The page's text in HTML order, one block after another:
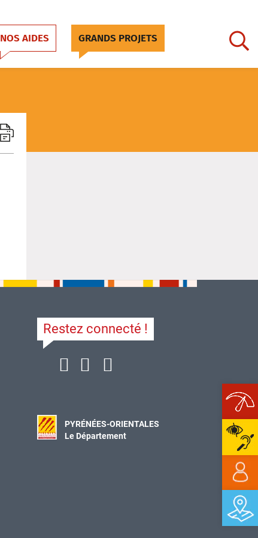
NOS AIDES GRANDS PROJETS
Restez connecté !
PYRÉNÉES-ORIENTALES
Le Département